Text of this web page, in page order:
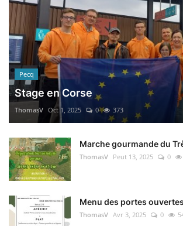
Pecq
Stage en Corse
ThomasV Oct 1, 2025 0 373
Marche gourmande du
ThomasV Peut 13, 2025 0
Menu des portes ouvertes
ThomasV Avr 3, 2025 0